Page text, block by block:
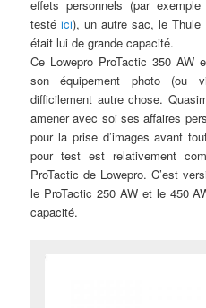
effets personnels (par
testé ici), un autre sac, le
était lui de grande capacité.
Ce Lowepro ProTactic 350 AW
son équipement photo (ou
difficilement autre chose.
amener avec soi ses affaires
pour la prise d’images avant
pour test est relativement
ProTactic de Lowepro. C’est
le ProTactic 250 AW et le 450
capacité.